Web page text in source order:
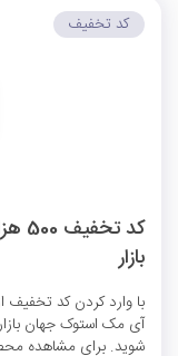
کد
بازار
آی مک استوک جهان
شوید. برای مشاهده
کد تخفیف